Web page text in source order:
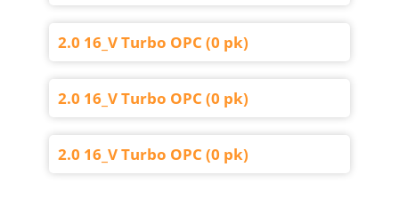
2.0 16_V Turbo OPC (0 pk)
2.0 16_V Turbo OPC (0 pk)
2.0 16_V Turbo OPC (0 pk)